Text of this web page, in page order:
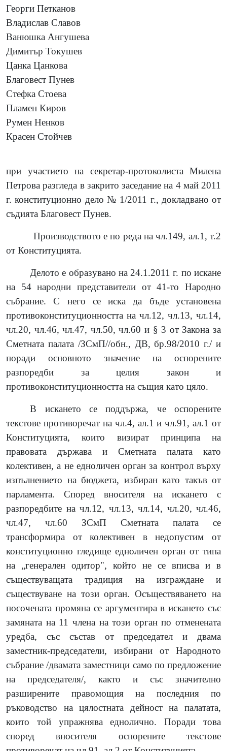
Георги Петканов
Владислав Славов
Ванюшка Ангушева
Димитър Токушев
Цанка Цанкова
Благовест Пунев
Стефка Стоева
Пламен Киров
Румен Ненков
Красен Стойчев
при участието на секретар-протоколиста Милена
Петрова разгледа в закрито заседание на 4 май 2011
г. конституционно дело № 1/2011 г., докладвано от
съдията Благовест Пунев.
Производството е по реда на чл.149, ал.1, т.2
от Конституцията.
Делото е образувано на 24.1.2011 г. по искане
на 54 народни представители от 41-то Народно
събрание. С него се иска да бъде установена
противоконституционността на чл.12, чл.13, чл.14,
чл.20, чл.46, чл.47, чл.50, чл.60 и § 3 от Закона за
Сметната палата /ЗСмП//обн., ДВ, бр.98/2010 г./ и
поради основното значение на оспорените
разпоредби за целия закон и
противоконституционността на същия като цяло.
В искането се поддържа, че оспорените
текстове противоречат на чл.4, ал.1 и чл.91, ал.1 от
Конституцията, които визират принципа на
правовата държава и Сметната палата като
колективен, а не едноличен орган за контрол върху
изпълнението на бюджета, избиран като такъв от
парламента. Според вносителя на искането с
разпоредбите на чл.12, чл.13, чл.14, чл.20, чл.46,
чл.47, чл.60 ЗСмП Сметната палата се
трансформира от колективен в недопустим от
конституционно гледище едноличен орган от типа
на „генерален одитор", който не се вписва и в
съществуващата традиция на изграждане и
съществуване на този орган. Осъществяването на
посочената промяна се аргументира в искането със
замяната на 11 члена на този орган по отменената
уредба, със състав от председател и двама
заместник-председатели, избирани от Народното
събрание /двамата заместници само по предложение
на председателя/, както и със значително
разширените правомощия на последния по
ръководство на цялостната дейност на палатата,
които той упражнява еднолично. Поради това
според вносителя оспорените текстове